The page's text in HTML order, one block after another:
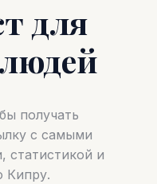
для
получать
с самыми
статистикой и
Кипру.